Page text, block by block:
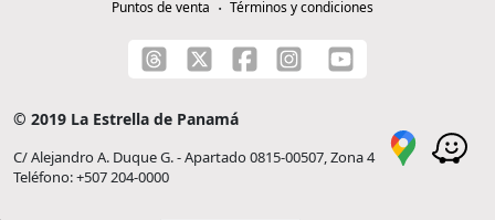
Puntos de venta
Términos y condiciones
© 2019 La Estrella de Panamá
C/ Alejandro A. Duque G. - Apartado 0815-00507, Zona 4
Teléfono: +507 204-0000